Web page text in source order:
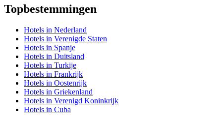
Topbestemmingen
Hotels in Nederland
Hotels in Verenigde Staten
Hotels in Spanje
Hotels in Duitsland
Hotels in Turkije
Hotels in Frankrijk
Hotels in Oostenrijk
Hotels in Griekenland
Hotels in Verenigd Koninkrijk
Hotels in Cuba